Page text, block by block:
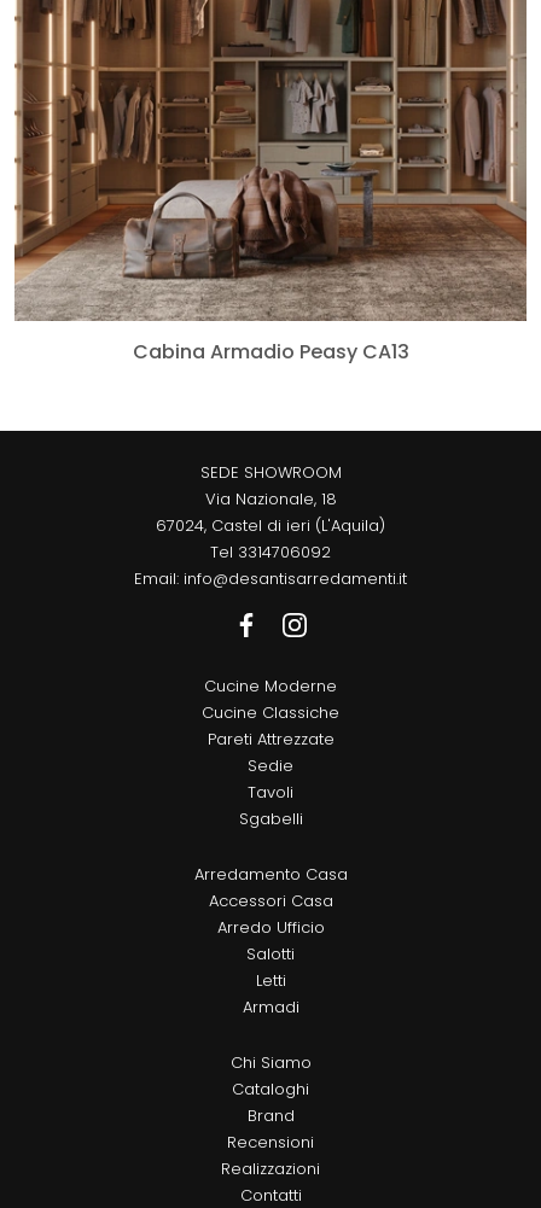
Cabina Armadio Peasy CA13
SEDE SHOWROOM
Via Nazionale, 18
67024, Castel di ieri (L'Aquila)
Tel 3314706092
Email: info@desantisarredamenti.it
Cucine Moderne
Cucine Classiche
Pareti Attrezzate
Sedie
Tavoli
Sgabelli
Arredamento Casa
Accessori Casa
Arredo Ufficio
Salotti
Letti
Armadi
Chi Siamo
Cataloghi
Brand
Recensioni
Realizzazioni
Contatti